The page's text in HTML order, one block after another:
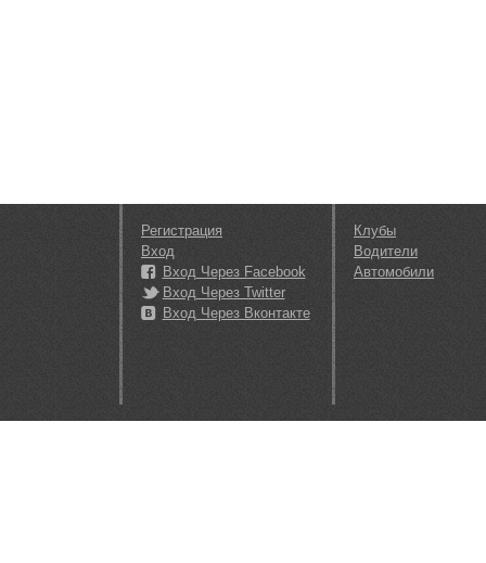
Регистрация
Вход
Вход Через Facebook
Вход Через Twitter
Вход Через Вконтакте
Клубы
Водители
Автомобили